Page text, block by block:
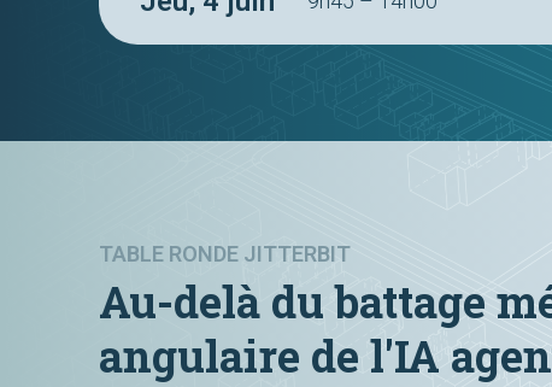
TABLE RONDE JITTERBIT
Au-delà du battage
angulaire de l'IA